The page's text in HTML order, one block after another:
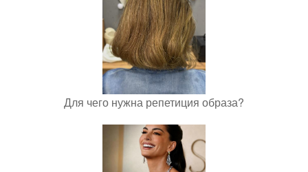
Для чего нужна репетиция образа?